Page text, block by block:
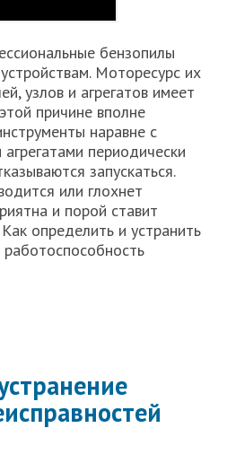
бензопилы
Моторесурс их
узлов и агрегатов имеет
причине вполне
наравне с
периодически
запускаться.
или глохнет
и порой ставит
определить и устранить
работоспособность